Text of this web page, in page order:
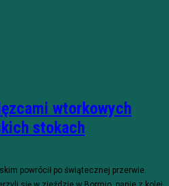
wtorkowych
stokach
powrócił po świątecznej przerwie.